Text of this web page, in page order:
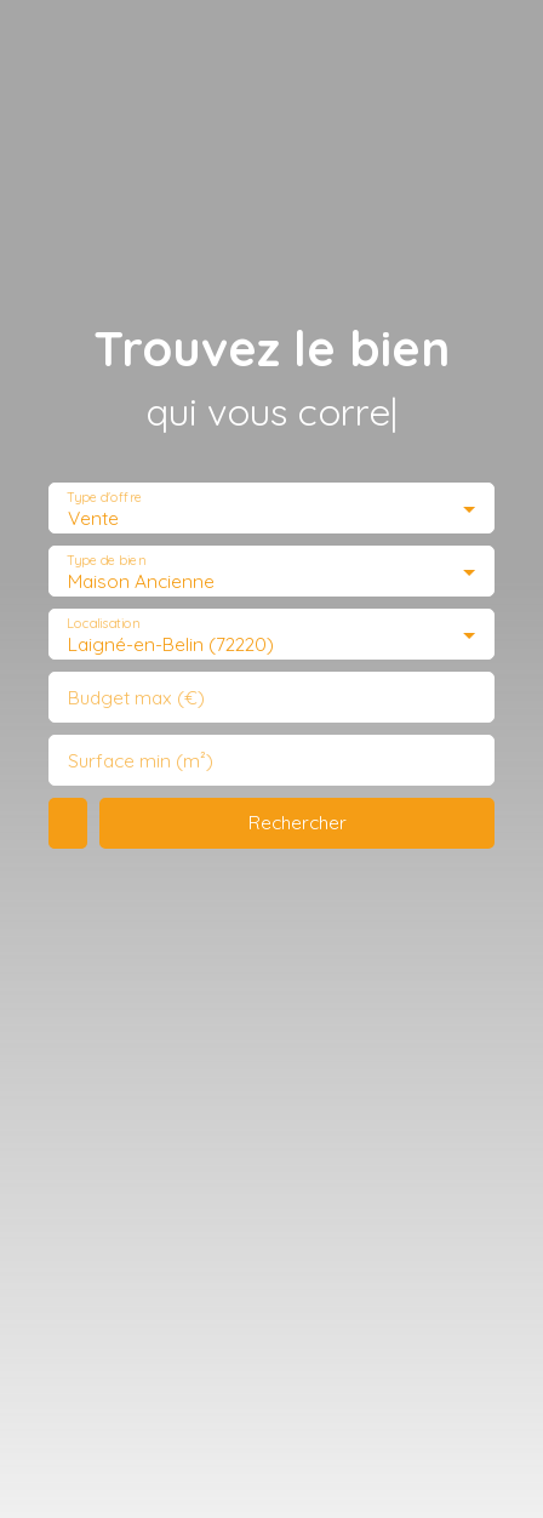
Trouvez le bien
qui vous correspo
Vente
Type d'offre
Maison Ancienne
Type de bien
Laigné-en-Belin (72220)
Localisation
Budget max (€)
Surface min (m²)
Rechercher